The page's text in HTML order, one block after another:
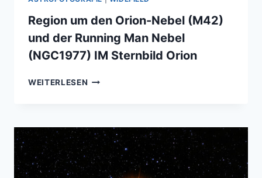
Region um den Orion-Nebel (M42)
und der Running Man Nebel
(NGC1977) IM Sternbild Orion
WEITERLESEN REGION
NEBEL
(M42)
UND
DER